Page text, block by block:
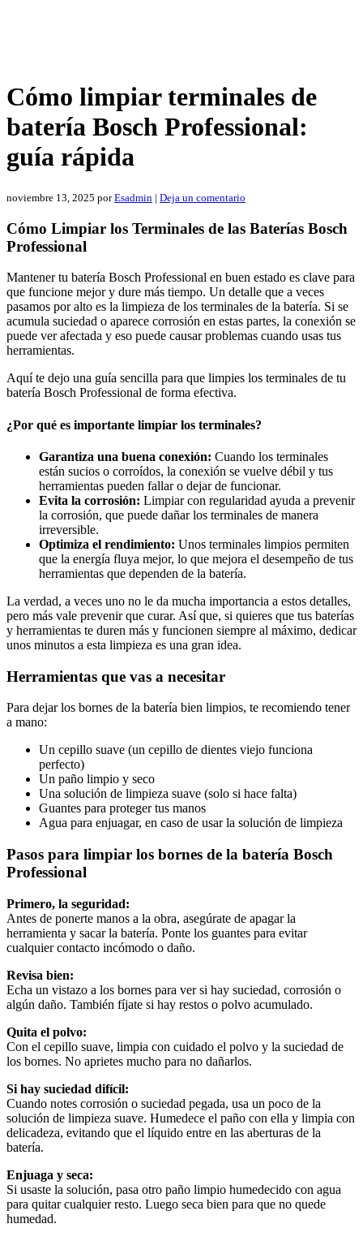
Cómo limpiar terminales de
batería Bosch Professional:
guía rápida
noviembre 13, 2025 porEsadmin | Deja un comentario
Cómo Limpiar los Terminales de las Baterías Bosch
Professional
Mantener tu batería Bosch Professional en buen estado es clave para
que funcione mejor y dure más tiempo. Un detalle que a veces
pasamos por alto es la limpieza de los terminales de la batería. Si se
acumula suciedad o aparece corrosión en estas partes, la conexión se
puede ver afectada y eso puede causar problemas cuando usas tus
herramientas.
Aquí te dejo una guía sencilla para que limpies los terminales de tu
batería Bosch Professional de forma efectiva.
¿Por qué es importante limpiar los terminales?
Garantiza una buena conexión: Cuando los terminales
están sucios o corroídos, la conexión se vuelve débil y tus
herramientas pueden fallar o dejar de funcionar.
Evita la corrosión: Limpiar con regularidad ayuda a prevenir
la corrosión, que puede dañar los terminales de manera
irreversible.
Optimiza el rendimiento: Unos terminales limpios permiten
que la energía fluya mejor, lo que mejora el desempeño de tus
herramientas que dependen de la batería.
La verdad, a veces uno no le da mucha importancia a estos detalles,
pero más vale prevenir que curar. Así que, si quieres que tus baterías
y herramientas te duren más y funcionen siempre al máximo, dedicar
unos minutos a esta limpieza es una gran idea.
Herramientas que vas a necesitar
Para dejar los bornes de la batería bien limpios, te recomiendo tener
a mano:
Un cepillo suave (un cepillo de dientes viejo funciona
perfecto)
Un paño limpio y seco
Una solución de limpieza suave (solo si hace falta)
Guantes para proteger tus manos
Agua para enjuagar, en caso de usar la solución de limpieza
Pasos para limpiar los bornes de la batería Bosch
Professional
Primero, la seguridad:
Antes de ponerte manos a la obra, asegúrate de apagar la
herramienta y sacar la batería. Ponte los guantes para evitar
cualquier contacto incómodo o daño.
Revisa bien:
Echa un vistazo a los bornes para ver si hay suciedad, corrosión o
algún daño. También fíjate si hay restos o polvo acumulado.
Quita el polvo:
Con el cepillo suave, limpia con cuidado el polvo y la suciedad de
los bornes. No aprietes mucho para no dañarlos.
Si hay suciedad difícil:
Cuando notes corrosión o suciedad pegada, usa un poco de la
solución de limpieza suave. Humedece el paño con ella y limpia con
delicadeza, evitando que el líquido entre en las aberturas de la
batería.
Enjuaga y seca:
Si usaste la solución, pasa otro paño limpio humedecido con agua
para quitar cualquier resto. Luego seca bien para que no quede
humedad.